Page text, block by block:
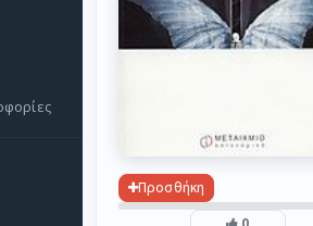
Προσθήκη